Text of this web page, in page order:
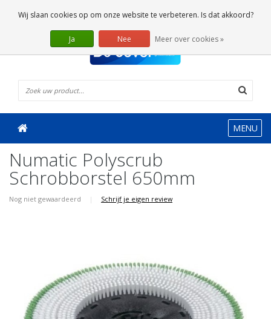
0 Artikelen
MENU
Numatic Polyscrub
Schrobborstel 650mm
Nog niet gewaardeerd | Schrijf je eigen review
Wij slaan cookies op om onze website te verbeteren. Is dat akkoord?
Ja Nee Meer over cookies »